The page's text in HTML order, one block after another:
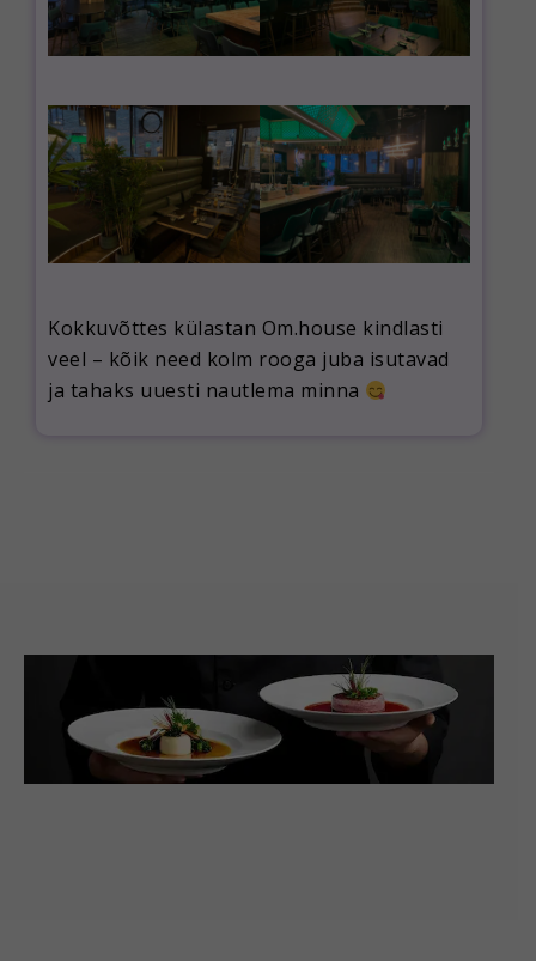
Kokkuvõttes külastan Om.house kindlasti
veel – kõik need kolm rooga juba isutavad
ja tahaks uuesti nautlema minna